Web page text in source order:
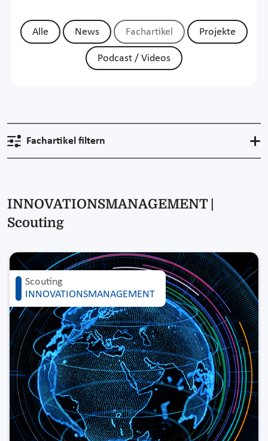
Alle News Fachartikel Projekte
Podcast / Videos
Fachartikel filtern
INNOVATIONSMANAGEMENT |
Scouting
Scouting
INNOVATIONSMANAGEMENT